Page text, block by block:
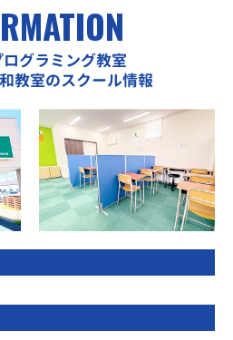
グラミング教室
教室のスクール情報